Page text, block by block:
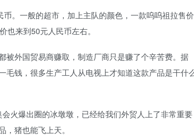
。一般的超市，加上主队的颜色，一款呜呜祖拉售价
来到50元人民币左右。
被外国贸易商赚取，制造厂商只是赚了个辛苦费。据
钱，很多生产工人从电视上才知道这款产品是干什
火爆出圈的冰墩墩，已经给我们外贸人上了非常重要
猪也能飞上天。